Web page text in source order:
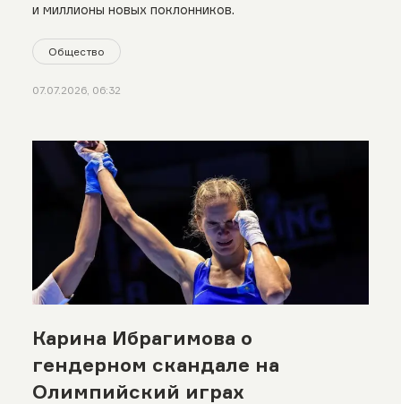
и миллионы новых поклонников.
Общество
07.07.2026, 06:32
Карина Ибрагимова о
гендерном скандале на
Олимпийский играх